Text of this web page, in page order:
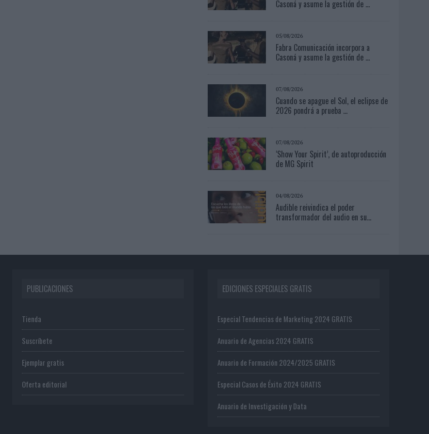
Casoná y asume la gestión de ...
05/08/2026
Fabra Comunicación incorpora a
Casoná y asume la gestión de ...
07/08/2026
Cuando se apague el Sol, el eclipse de
2026 pondrá a prueba ...
07/08/2026
‘Show Your Spirit’, de autoproducción
de MG Spirit
04/08/2026
Audible reivindica el poder
transformador del audio en su...
PUBLICACIONES
Tienda
Suscríbete
Ejemplar gratis
Oferta editorial
EDICIONES ESPECIALES GRATIS
Especial Tendencias de Marketing 2024 GRATIS
Anuario de Agencias 2024 GRATIS
Anuario de Formación 2024/2025 GRATIS
Especial Casos de Éxito 2024 GRATIS
Anuario de Investigación y Data